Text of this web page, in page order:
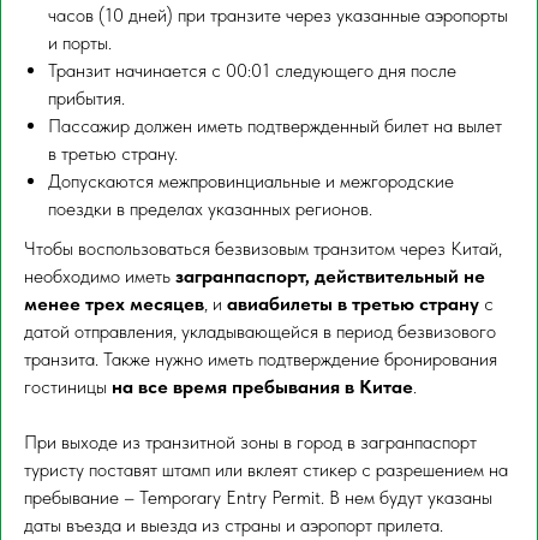
часов (10 дней) при транзите через указанные аэропорты
и порты.
Транзит начинается с 00:01 следующего дня после
прибытия.
Пассажир должен иметь подтвержденный билет на вылет
в третью страну.
Допускаются межпровинциальные и межгородские
поездки в пределах указанных регионов.
Чтобы воспользоваться безвизовым транзитом через Китай,
необходимо иметь загранпаспорт, действительный не
менее трех месяцев, и авиабилеты в третью страну с
датой отправления, укладывающейся в период безвизового
транзита. Также нужно иметь подтверждение бронирования
гостиницы на все время пребывания в Китае.
При выходе из транзитной зоны в город в загранпаспорт
туристу поставят штамп или вклеят стикер с разрешением на
пребывание – Temporary Entry Permit. В нем будут указаны
даты въезда и выезда из страны и аэропорт прилета.